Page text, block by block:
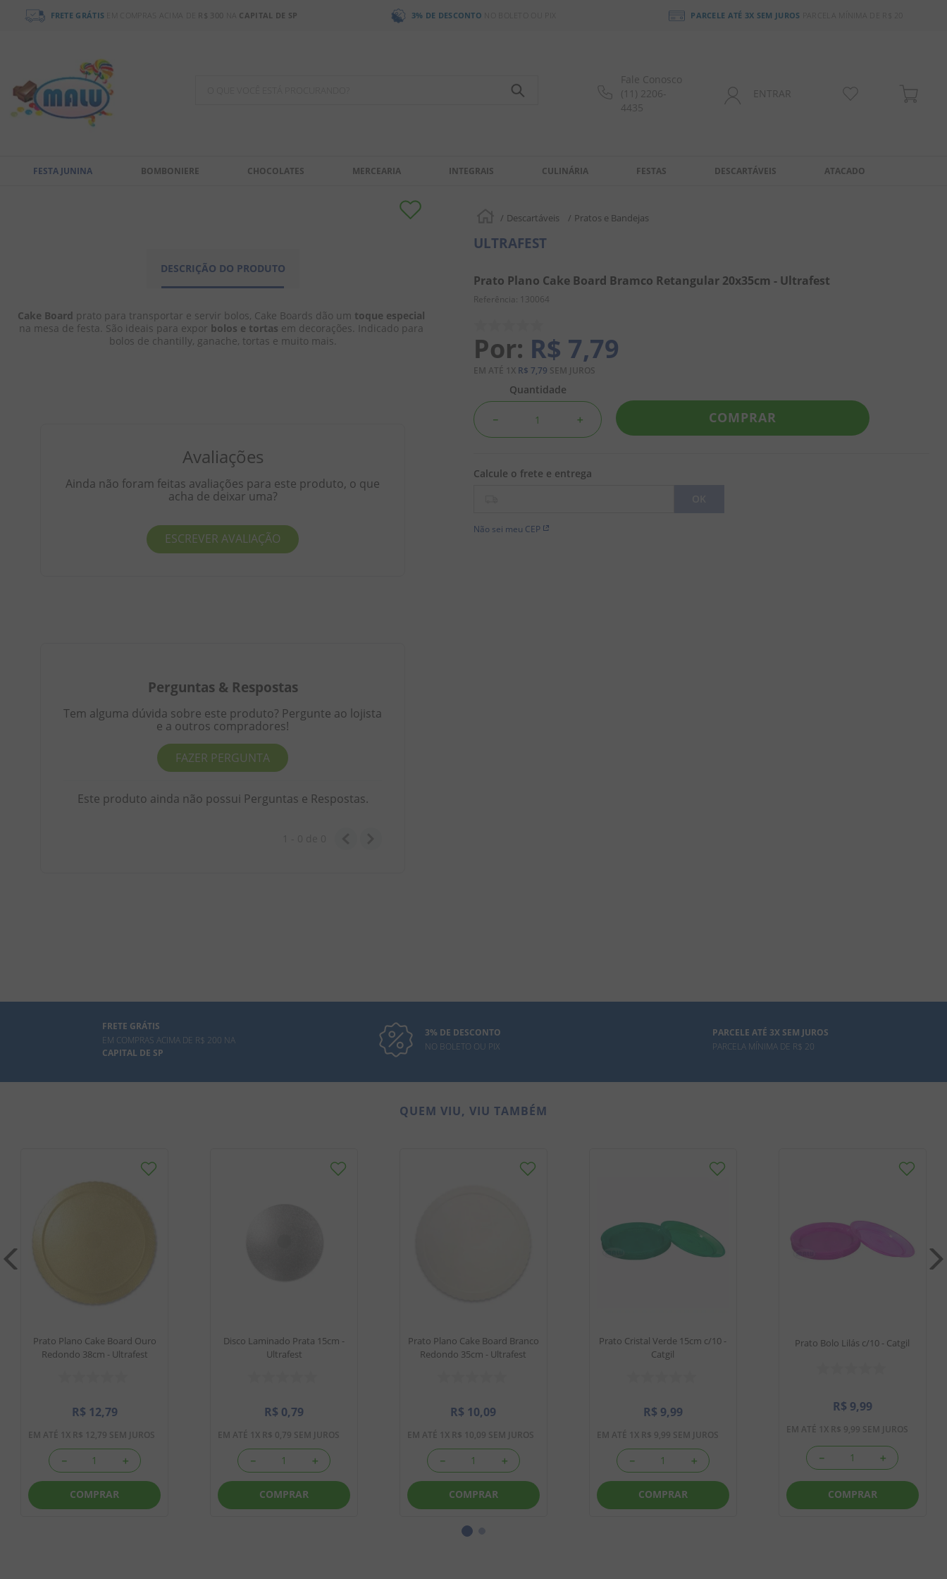
FRETE GRÁTIS EM COMPRAS ACIMA DE R$ 300 CAPITAL DE SP 3% DE DESCONTO PARCELE ATÉ 3X SEM JUROS PARCELA MÍNIMA DE R$ 20
Fale Conosco
(11) 2206-
4435
ENTRAR
FESTA JUNINA BOMBONIERE CHOCOLATES MERCEARIA INTEGRAIS CULINÁRIA FESTAS DESCARTÁVEIS ATACADO
DESCRIÇÃO DO PRODUTO
Cake Board prato para transportar e servir bolos, Cake Boards dão um toque especial
na mesa de festa. São ideais para expor bolos e tortas em decorações. Indicado para
bolos de chantilly, ganache, tortas e muito mais.
Avaliações
Ainda não foram feitas avaliações para este produto, o que
acha de deixar uma?
ESCREVER AVALIAÇÃO
Perguntas & Respostas
Tem alguma dúvida sobre este produto? Pergunte ao lojista
e a outros compradores!
FAZER PERGUNTA
Este produto ainda não possui Perguntas e Respostas.
Descartáveis Pratos e Bandejas
ULTRAFEST
Prato Plano Cake Board Bramco Retangular 20x35cm - Ultrafest
Referência : 130064
R$ 7,79
EM ATÉ 1 X R$ 7,79 SEM JUROS
Quantidade
＋
－ COMPRAR
Não sei meu CEP
FRETE GRÁTIS
EM COMPRAS ACIMA DE R$ 200 NA
CAPITAL DE SP
3% DE DESCONTO
NO BOLETO OU PIX
PARCELE ATÉ 3X SEM JUROS
PARCELA MÍNIMA DE R$ 20
QUEM VIU, VIU TAMBÉM
Prato Plano Cake Board Ouro
Redondo 38cm - Ultrafest
R$ 12,79
EM ATÉ 1 X R$ 12,79 SEM JUROS
＋
－
COMPRAR
Disco Laminado Prata 15cm -
Ultrafest
R$ 0,79
EM ATÉ 1 X R$ 0,79 SEM JUROS
＋
－
COMPRAR
Prato Plano Cake Board Branco
Redondo 35cm - Ultrafest
R$ 10,09
EM ATÉ 1 X R$ 10,09 SEM JUROS
＋
－
COMPRAR
Prato Cristal Verde 15cm c/10 -
Catgil
R$ 9,99
EM ATÉ 1 X R$ 9,99 SEM JUROS
＋
－
COMPRAR
Prato Bolo Lilás c/10 - Catgil
R$ 9,99
EM ATÉ 1 X R$ 9,99 SEM JUROS
＋
－
COMPRAR
TERMOS MAIS BUSCADOS
2º
8 º
doce leite
biscoito